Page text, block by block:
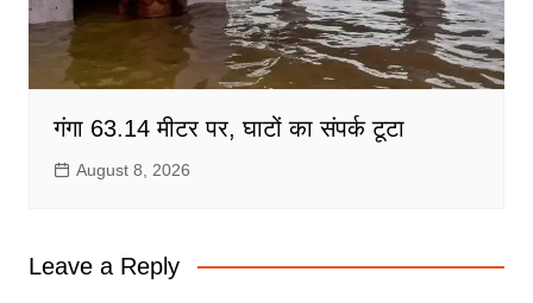
गंगा 63.14 मीटर पर, घाटों का संपर्क टूटा
August 8, 2026
Leave a Reply